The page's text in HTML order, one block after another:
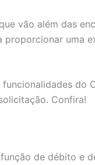
vão além das
uma
do
Confira!
de débito e